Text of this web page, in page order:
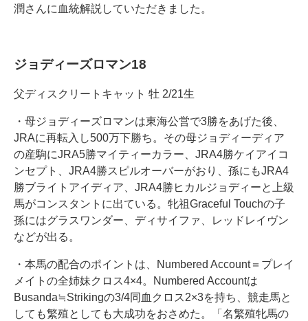
潤さんに血統解説していただきました。
ジョディーズロマン18
父ディスクリートキャット 牡 2/21生
・母ジョディーズロマンは東海公営で3勝をあげた後、
JRAに再転入し500万下勝ち。その母ジョディーディア
の産駒にJRA5勝マイティーカラー、JRA4勝ケイアイコ
ンセプト、JRA4勝スピルオーバーがおり、孫にもJRA4
勝ブライトアイディア、JRA4勝ヒカルジョディーと上級
馬がコンスタントに出ている。牝祖Graceful Touchの子
孫にはグラスワンダー、ディサイファ、レッドレイヴン
などが出る。
・本馬の配合のポイントは、Numbered Account＝プレイ
メイトの全姉妹クロス4×4。Numbered Accountは
Busanda≒Strikingの3/4同血クロス2×3を持ち、競走馬と
しても繁殖としても大成功をおさめた。「名繁殖牝馬の